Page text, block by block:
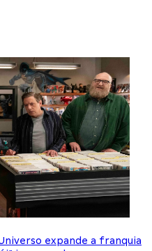
expande a franquia